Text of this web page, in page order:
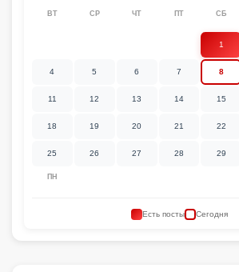
ПН
ВТ СР ЧТ ПТ СБ
1
4 5 6 7 8
11 12 13 14 15
18 19 20 21 22
25 26 27 28 29
Есть посты Сегодня